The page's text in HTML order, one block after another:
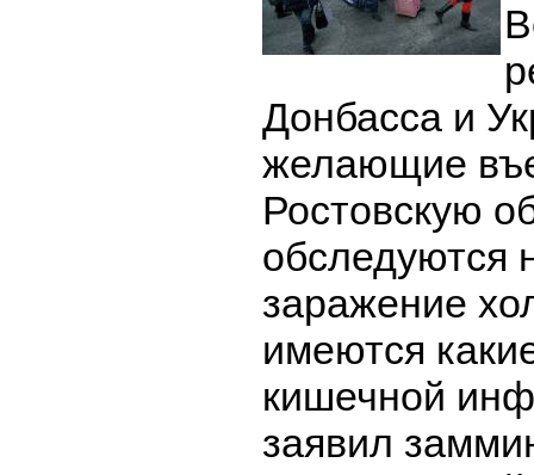
Донбасса и
желающие
Ростовскую
обследуются
заражение
имеются
кишечной
заявил